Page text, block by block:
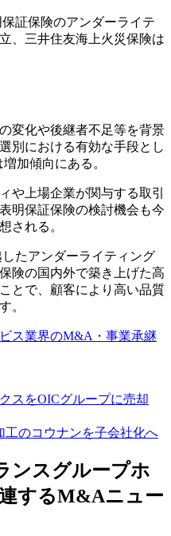
証保険のアンダーライテ
、三井住友海上火災保険は
変化や後継者不足等を背景
別における有効な手段とし
加傾向にある。
や上場企業が関与する取引
明保証保険の検討機会も今
される。
たアンダーライティング
険の国内外で築き上げた高
とで、顧客により高い品質
。
ス業界のM&A・事業承継
スをOICグループに売却
のコウナンを子会社化へ
ンスグループホ
するM&Aニュー